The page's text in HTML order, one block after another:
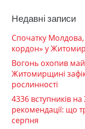
Недавні записи
Спочатку
кордон» у
Вогонь охопив
Житомирщині
рослинності
4336 вступників
рекомендації: що
серпня